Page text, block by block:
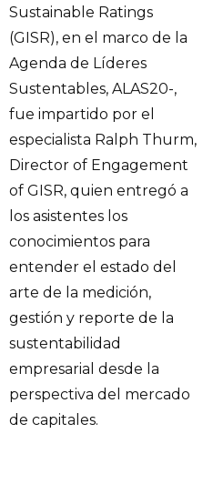
Sustainable Ratings
(GISR), en el marco de la
Agenda de Líderes
Sustentables, ALAS20-,
fue impartido por el
especialista Ralph Thurm,
Director of Engagement
of GISR, quien entregó a
los asistentes los
conocimientos para
entender el estado del
arte de la medición,
gestión y reporte de la
sustentabilidad
empresarial desde la
perspectiva del mercado
de capitales.